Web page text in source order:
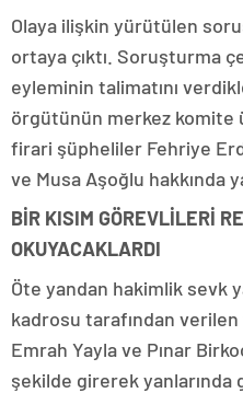
Olaya ilişkin yürütülen
ortaya çıktı. Soruşturma
eyleminin talimatını
örgütünün merkez komite
firari şüpheliler Fehriye
ve Musa Aşoğlu hakkında
BİR KISIM GÖREVLİLERİ
OKUYACAKLARDI
Öte yandan hakimlik sevk
kadrosu tarafından
Emrah Yayla ve Pınar
şekilde girerek